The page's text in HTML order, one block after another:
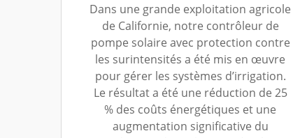
Dans une grande exploitation agricole
de Californie, notre contrôleur de
pompe solaire avec protection contre
les surintensités a été mis en œuvre
pour gérer les systèmes d’irrigation.
Le résultat a été une réduction de 25
% des coûts énergétiques et une
augmentation significative du